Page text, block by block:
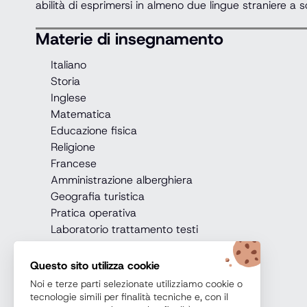
abilità di esprimersi in almeno due lingue straniere a
Materie di insegnamento
Italiano
Storia
Inglese
Matematica
Educazione fisica
Religione
Francese
Amministrazione alberghiera
Geografia turistica
Pratica operativa
Laboratorio trattamento testi
Approfondimento
Questo sito utilizza cookie
Noi e terze parti selezionate utilizziamo cookie o
tecnologie simili per finalità tecniche e, con il